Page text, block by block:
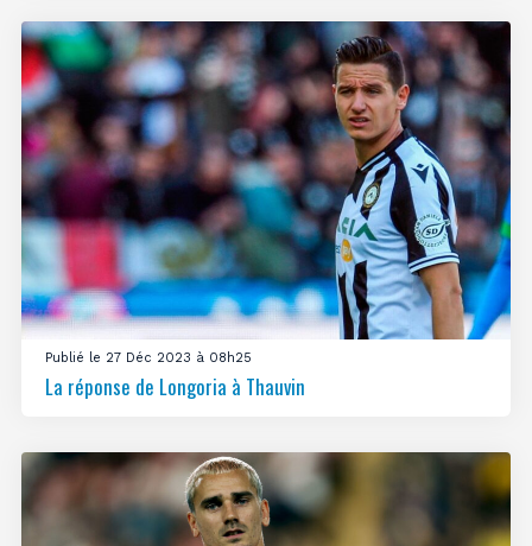
Publié le 27 Déc 2023 à 08h25
La réponse de Longoria à Thauvin